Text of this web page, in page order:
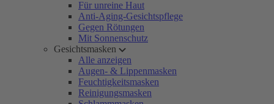
Für unreine Haut
Anti-Aging-Gesichtspflege
Gegen Rötungen
Mit Sonnenschutz
Gesichtsmasken
Alle anzeigen
Augen- & Lippenmasken
Feuchtigkeitsmasken
Reinigungsmasken